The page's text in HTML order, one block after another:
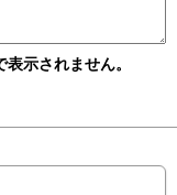
示されません。